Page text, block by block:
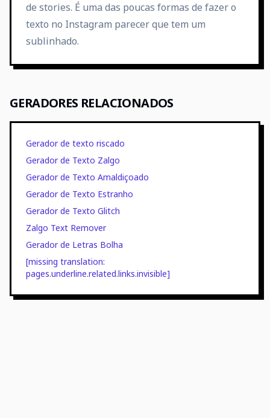
de stories. É uma das poucas formas de fazer o
texto no Instagram parecer que tem um
sublinhado.
GERADORES RELACIONADOS
Gerador de texto riscado
Gerador de Texto Zalgo
Gerador de Texto Amaldiçoado
Gerador de Texto Estranho
Gerador de Texto Glitch
Zalgo Text Remover
Gerador de Letras Bolha
[missing translation:
pages.underline.related.links.invisible]